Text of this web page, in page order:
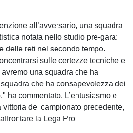
all’avversario, una squadra
notata nello studio pre-gara:
delle reti nel secondo tempo.
sulle certezze tecniche e
una squadra che ha
che ha consapevolezza dei
ha commentato. L’entusiasmo e
vittoria del campionato precedente,
la Lega Pro.